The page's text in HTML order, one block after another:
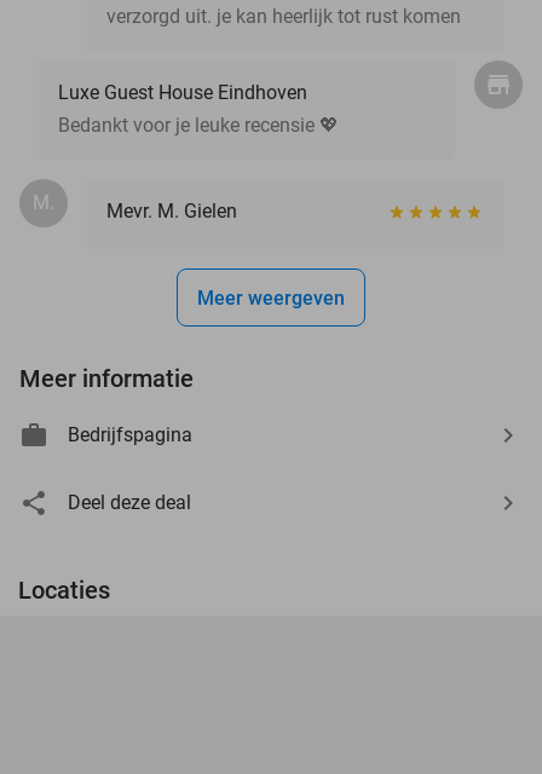
verzorgd uit. je kan heerlijk tot rust komen
Luxe Guest House Eindhoven
Bedankt voor je leuke recensie 💖
M. Mevr. M. Gielen
Meer weergeven
Meer informatie
Bedrijfspagina
Deel deze deal
Locaties